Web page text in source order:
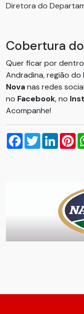
Diretora do
Cobertura
Quer ficar por
Andradina, região do
Novanas redes
no Facebook, no
Acompanhe!
Facebook
Twitter